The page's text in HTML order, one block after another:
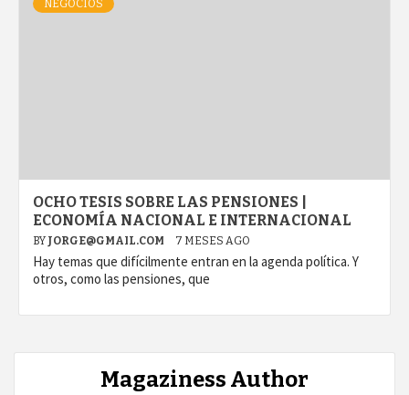
NEGOCIOS
OCHO TESIS SOBRE LAS PENSIONES |
ECONOMÍA NACIONAL E INTERNACIONAL
BY JORGE@GMAIL.COM 7 MESES AGO
Hay temas que difícilmente entran en la agenda política. Y
otros, como las pensiones, que
Magaziness Author